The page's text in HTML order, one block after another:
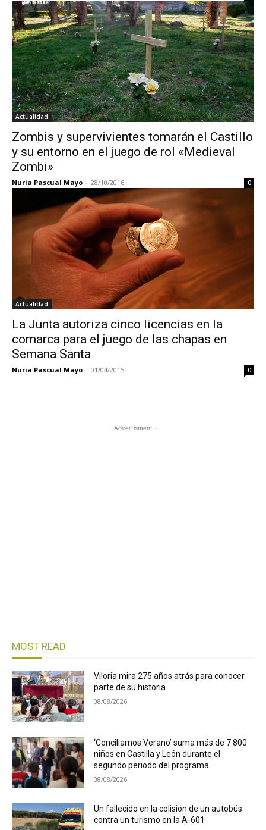
Actualidad
Zombis y supervivientes tomarán el Castillo
y su entorno en el juego de rol «Medieval
Zombi»
Nuria Pascual Mayo - 28/10/2016 0
Actualidad
La Junta autoriza cinco licencias en la
comarca para el juego de las chapas en
Semana Santa
Nuria Pascual Mayo - 01/04/2015 0
- Advertisment -
MOST READ
Viloria mira 275 años atrás para conocer
parte de su historia
08/08/2026
‘Conciliamos Verano’ suma más de 7.800
niños en Castilla y León durante el
segundo periodo del programa
08/08/2026
Un fallecido en la colisión de un autobús
contra un turismo en la A-601